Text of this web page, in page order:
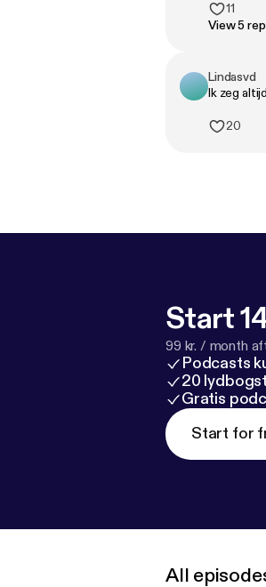
11
View 5
Lindasvd
Ik zeg
20
Start
99 kr. / month
Podcasts
20
Gratis
Start for
All